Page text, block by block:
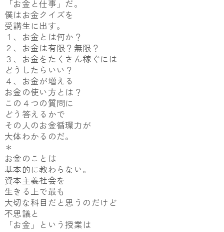
「お金と仕事」だ。
僕はお金クイズを
受講生に出す。
１、お金とは何か？
２、お金は有限？無限？
３、お金をたくさん稼ぐには
どうしたらいい？
４、お金が増える
お金の使い方とは？
この４つの質問に
どう答えるかで
その人のお金循環力が
大体わかるのだ。
＊
お金のことは
基本的に教わらない。
資本主義社会を
生きる上で最も
大切な科目だと思うのだけど
不思議と
「お金」という授業は